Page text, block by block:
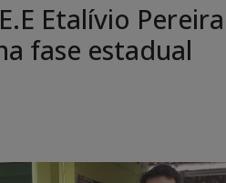
Etalívio Pereira
fase estadual